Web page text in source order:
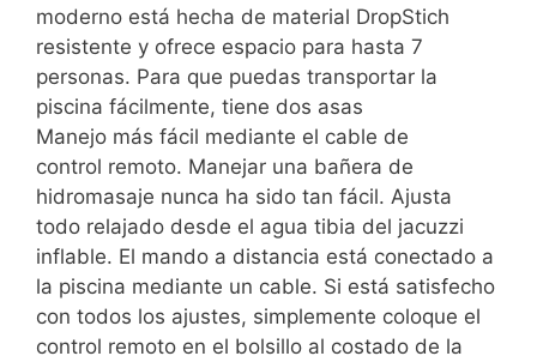
moderno está hecha de material DropStich
resistente y ofrece espacio para hasta 7
personas. Para que puedas transportar la
piscina fácilmente, tiene dos asas
Manejo más fácil mediante el cable de
control remoto. Manejar una bañera de
hidromasaje nunca ha sido tan fácil. Ajusta
todo relajado desde el agua tibia del jacuzzi
inflable. El mando a distancia está conectado a
la piscina mediante un cable. Si está satisfecho
con todos los ajustes, simplemente coloque el
control remoto en el bolsillo al costado de la